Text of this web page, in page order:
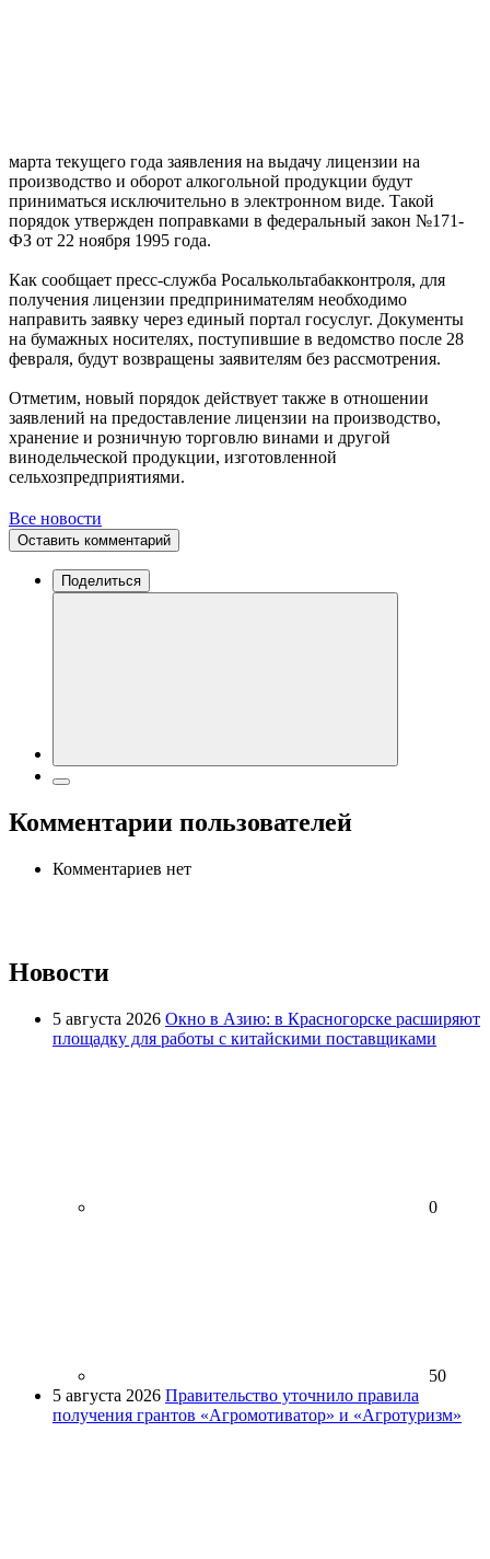
марта текущего года заявления на выдачу лицензии на
производство и оборот алкогольной продукции будут
приниматься исключительно в электронном виде. Такой
порядок утвержден поправками в федеральный закон №171-
ФЗ от 22 ноября 1995 года.
Как сообщает пресс-служба Росалькольтабакконтроля, для
получения лицензии предпринимателям необходимо
направить заявку через единый портал госуслуг. Документы
на бумажных носителях, поступившие в ведомство после 28
февраля, будут возвращены заявителям без рассмотрения.
Отметим, новый порядок действует также в отношении
заявлений на предоставление лицензии на производство,
хранение и розничную торговлю винами и другой
винодельческой продукции, изготовленной
сельхозпредприятиями.
Все новости
Оставить комментарий
Поделиться
Комментарии пользователей
Комментариев нет
Новости
5 августа 2026 Окно в Азию: в Красногорске расширяют
площадку для работы с китайскими поставщиками
0
50
5 августа 2026 Правительство уточнило правила
получения грантов «Агромотиватор» и «Агротуризм»